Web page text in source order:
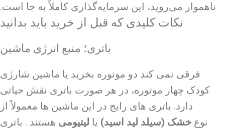
ناهموار می‌روید، این سرمایه‌گذاری کاملاً به جا است.
نکات کلیدی که قبل از خرید باید بدانید
باتری؛ منبع انرژی ماشین
فرقی نمی کند دو موتوره بخرید یا ماشین شارژی
کودک چهار موتوره، در هر صورت باتری نقش حیاتی
دارد. باتری های رایج در این ماشین ها معمولاً از
نوع خشک (سیلد لید اسید) یا لیتیومی هستند . باتری